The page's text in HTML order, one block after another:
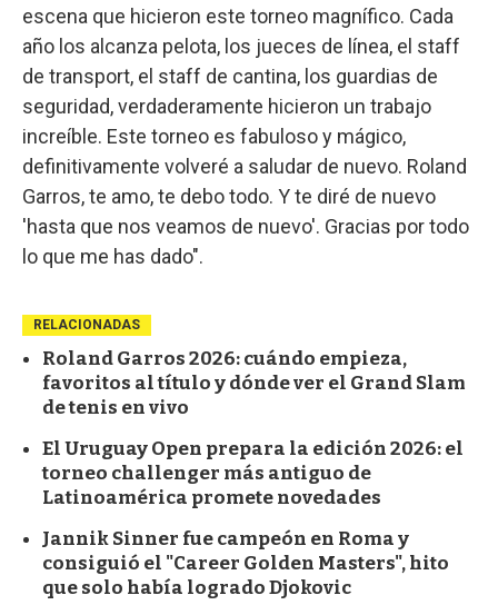
escena que hicieron este torneo magnífico. Cada
año los alcanza pelota, los jueces de línea, el staff
de transport, el staff de cantina, los guardias de
seguridad, verdaderamente hicieron un trabajo
increíble. Este torneo es fabuloso y mágico,
definitivamente volveré a saludar de nuevo. Roland
Garros, te amo, te debo todo. Y te diré de nuevo
'hasta que nos veamos de nuevo'. Gracias por todo
lo que me has dado".
RELACIONADAS
Roland Garros 2026: cuándo empieza,
favoritos al título y dónde ver el Grand Slam
de tenis en vivo
El Uruguay Open prepara la edición 2026: el
torneo challenger más antiguo de
Latinoamérica promete novedades
Jannik Sinner fue campeón en Roma y
consiguió el "Career Golden Masters", hito
que solo había logrado Djokovic